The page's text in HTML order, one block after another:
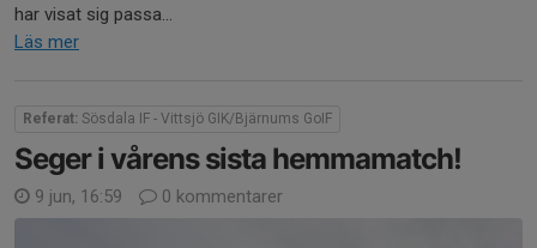
har visat sig passa...
Läs mer
Referat: Sösdala IF - Vittsjö GIK/Bjärnums GoIF
Seger i vårens sista hemmamatch!
9 jun, 16:59 0 kommentarer